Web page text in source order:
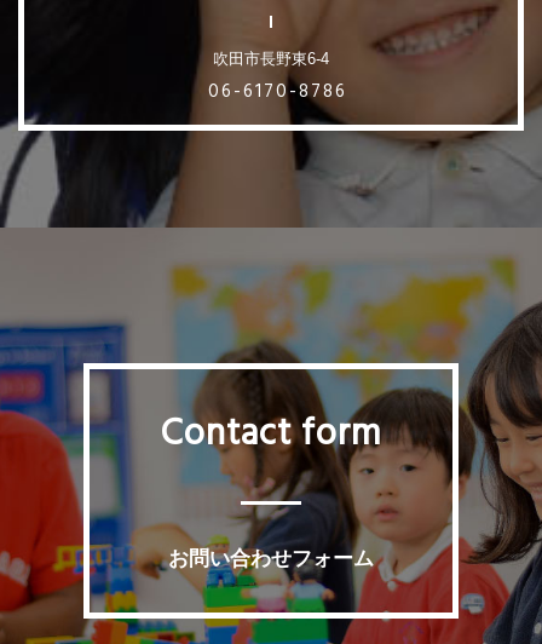
吹田市長野東6-4
06-6170-8786
Contact form
お問い合わせフォーム